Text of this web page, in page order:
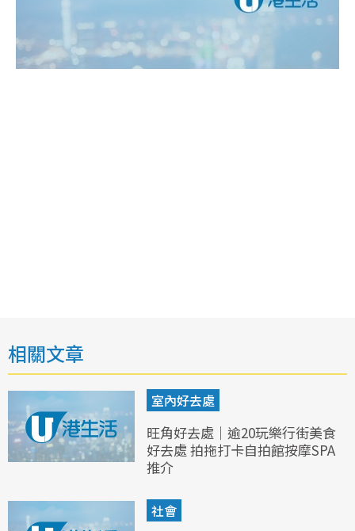
相關文章
室內好去處
旺角好去處｜逾20玩樂行街美食
好去處 拍拖打卡自拍館按摩SPA
推介
社會